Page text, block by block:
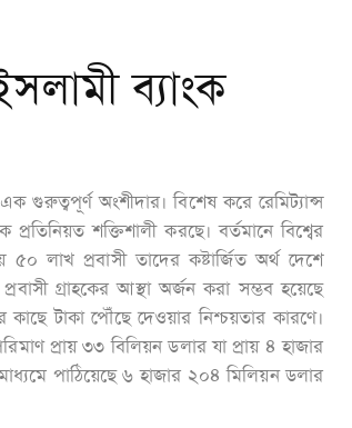
ব্যাংক
গুরুত্বপূর্ণ অংশীদার। বিশেষ করে রেমিট্যান্স
শক্তিশালী করছে। বর্তমানে বিশ্বের
৫০ লাখ প্রবাসী তাদের কষ্টার্জিত অর্থ দেশে
গ্রাহকের আস্থা অর্জন করা সম্ভব হয়েছে
টাকা পৌঁছে দেওয়ার নিশ্চয়তার কারণে।
প্রায় ৩৩ বিলিয়ন ডলার যা প্রায় ৪ হাজার
পাঠিয়েছে ৬ হাজার ২০৪ মিলিয়ন ডলার